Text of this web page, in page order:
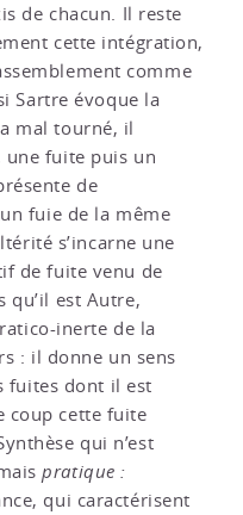
de chacun. Il reste
cette intégration,
comme
Sartre évoque la
mal tourné, il
une fuite puis un
de
fuie de la même
s’incarne une
de fuite venu de
qu’il est Autre,
inerte de la
: il donne un sens
fuites dont il est
coup cette fuite
qui n’est
pratique :
qui caractérisent